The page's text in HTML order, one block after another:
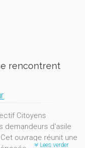
rencontrent
Citoyens
demandeurs d'asile
ouvrage réunit une
Lees verder